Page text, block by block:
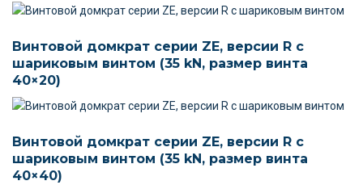
Винтовой домкрат серии ZE, версии R c
шариковым винтом (35 kN, размер винта
40×20)
Винтовой домкрат серии ZE, версии R c
шариковым винтом (35 kN, размер винта
40×40)